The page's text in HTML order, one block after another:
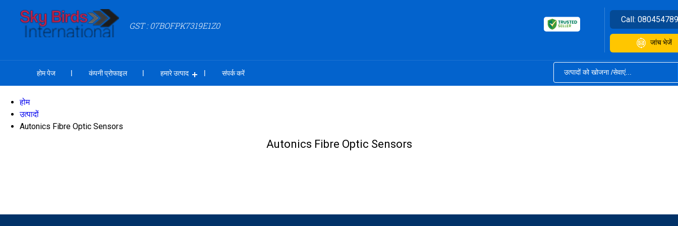
GST : 07BOFPK7319E1Z0
Call:
जांच भेजें
होम पेज कंपनी प्रोफाइल हमारे उत्पाद संपर्क करें
होम
उत्पादों
Autonics Fibre Optic Sensors
Autonics Fibre Optic Sensors